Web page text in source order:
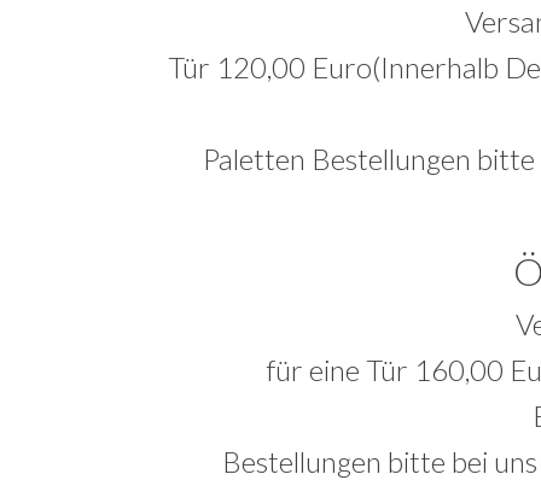
Tür 120,00 Euro(Innerhalb
Paletten Bestellungen
für eine Tür 160,00
Bestellungen bitte bei